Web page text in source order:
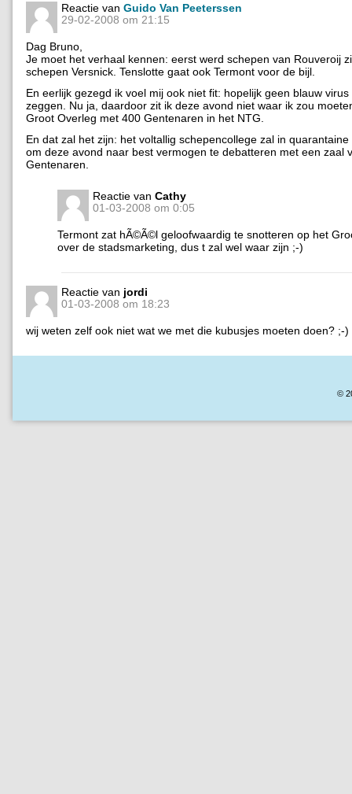
Reactie van Guido Van Peeterssen
29-02-2008 om 21:15
Dag Bruno,
Je moet het verhaal kennen: eerst werd schepen van Rouveroij
schepen Versnick. Tenslotte gaat ook Termont voor de bijl.
En eerlijk gezegd ik voel mij ook niet fit: hopelijk geen blauw
zeggen. Nu ja, daardoor zit ik deze avond niet waar ik zou
Groot Overleg met 400 Gentenaren in het NTG.
En dat zal het zijn: het voltallig schepencollege zal in
om deze avond naar best vermogen te debatteren met een zaal
Gentenaren.
Reactie van Cathy
01-03-2008 om 0:05
Termont zat hÃ©Ã©l geloofwaardig te snotteren op het
over de stadsmarketing, dus t zal wel waar zijn ;-)
Reactie van jordi
01-03-2008 om 18:23
wij weten zelf ook niet wat we met die kubusjes moeten doen? ;-)
©